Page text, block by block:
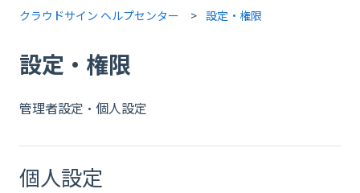
クラウドサイン ヘルプセンター 設定・権限
設定・権限
管理者設定・個人設定
個人設定